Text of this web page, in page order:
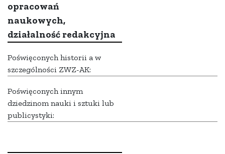
opracowań
naukowych,
działalność redakcyjna
Poświęconych historii a w
szczególności ZWZ-AK:
Poświęconych innym
dziedzinom nauki i sztuki lub
publicystyki: